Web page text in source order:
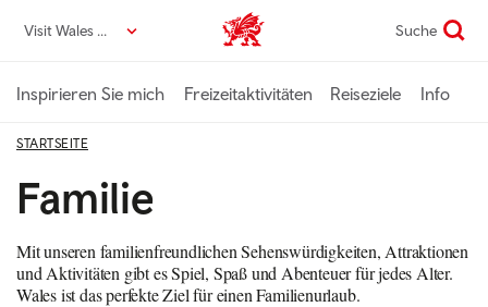
zumVisit Wales DE VisitWales home Suche
Inspirieren Sie mich Freizeitaktivitäten Reiseziele Info
STARTSEITE
Familie
Mit unseren familienfreundlichen Sehenswürdigkeiten, Attraktionen
und Aktivitäten gibt es Spiel, Spaß und Abenteuer für jedes Alter.
Wales ist das perfekte Ziel für einen Familienurlaub.